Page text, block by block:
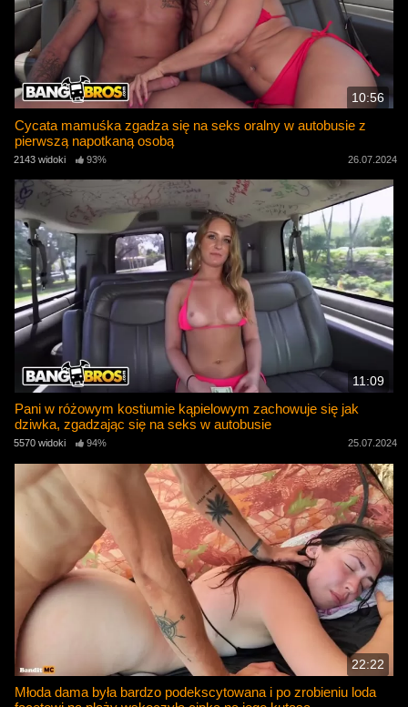
10:56
Cycata mamuśka zgadza się na seks oralny w autobusie z
pierwszą napotkaną osobą
2143 widoki 93% 26.07.2024
11:09
Pani w różowym kostiumie kąpielowym zachowuje się jak
dziwka, zgadzając się na seks w autobusie
5570 widoki 94% 25.07.2024
22:22
Młoda dama była bardzo podekscytowana i po zrobieniu loda